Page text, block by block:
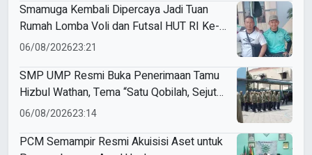
Smamuga Kembali Dipercaya Jadi Tuan
Rumah Lomba Voli dan Futsal HUT RI Ke-
81 Kecamatan Tulangan
06/08/202623:21
SMP UMP Resmi Buka Penerimaan Tamu
Hizbul Wathan, Tema “Satu Qobilah, Sejuta
Cerita” Curi Perhatian
06/08/202623:14
PCM Semampir Resmi Akuisisi Aset untuk